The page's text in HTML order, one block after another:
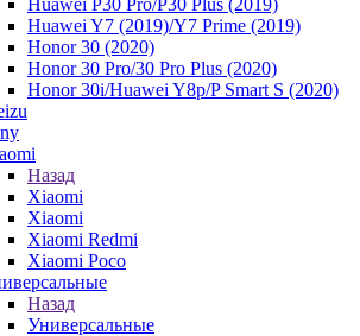
Huawei P30 Pro/P30 Plus (2019)
Huawei Y7 (2019)/Y7 Prime (2019)
Honor 30 (2020)
Honor 30 Pro/30 Pro Plus (2020)
Honor 30i/Huawei Y8p/P Smart S (2020)
Назад
Xiaomi
Xiaomi
Xiaomi Redmi
Xiaomi Poco
Назад
Универсальные